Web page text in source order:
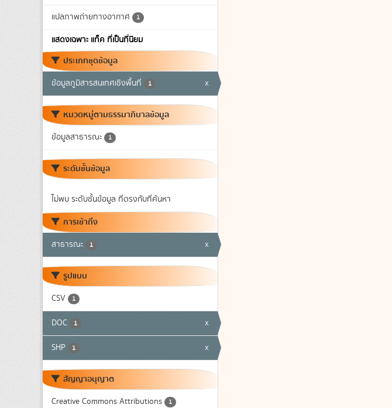
แปลภาพถ่ายทางอากาศ 1
แสดงเฉพาะ แท็ค ที่เป็นที่นิยม
ประเภทชุดข้อมูล
ข้อมูลภูมิสารสนเทศเชิงพื้นที่ 1 x
หมวดหมู่ตามธรรมาภิบาลข้อมูล
ข้อมูลสาธารณะ 1
ระดับชั้นข้อมูล
ไม่พบ ระดับชั้นข้อมูล ที่ตรงกับที่ค้นหา
การเข้าถึง
สาธารณะ 1 x
รูปแบบ
CSV 1
DOC 1 x
SHP 1 x
สัญญาอนุญาต
Creative Commons Attributions 1